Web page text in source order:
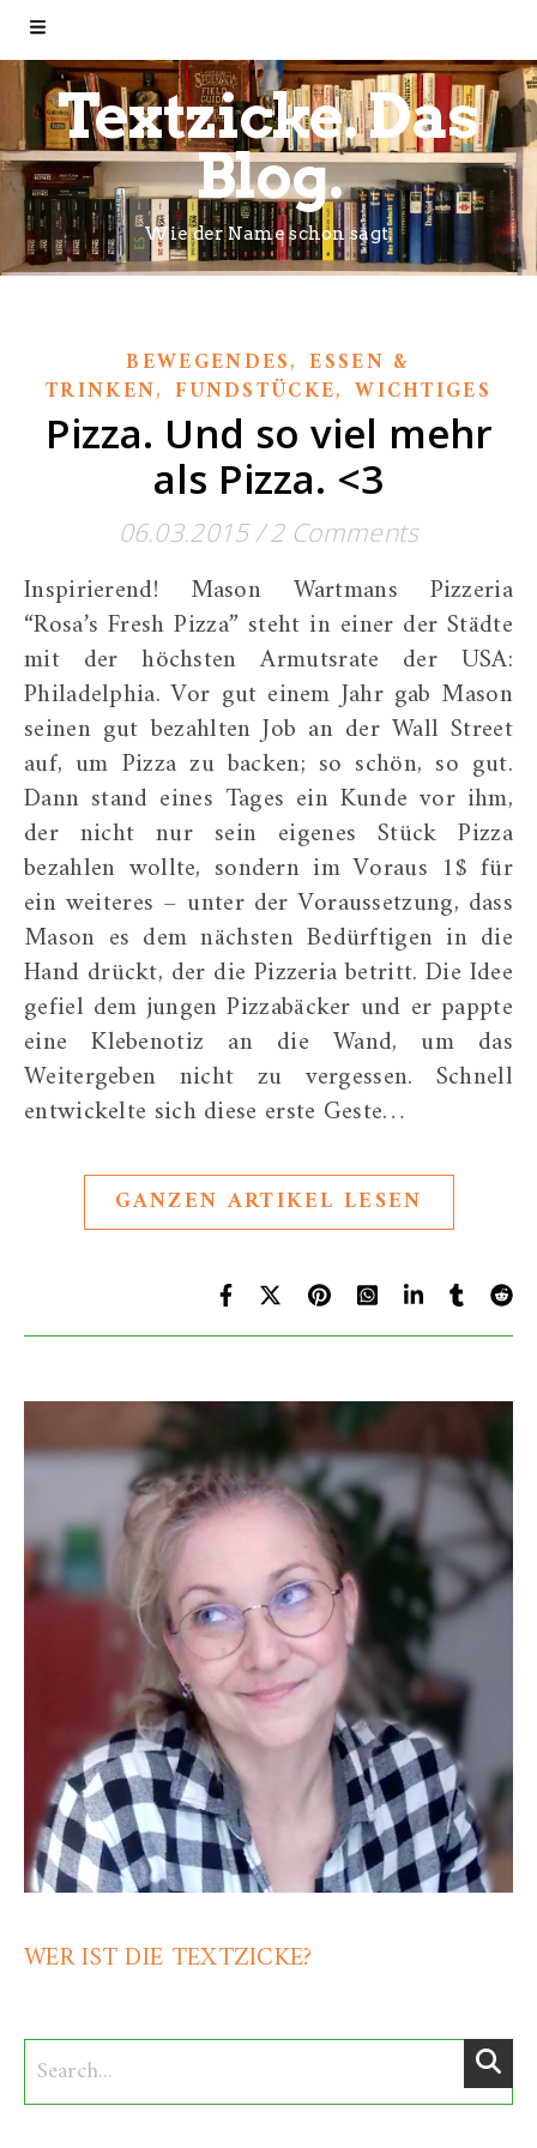
Textzicke. Das
Blog.
Wie der Name schon sagt.
BEWEGENDES,ESSEN &
TRINKEN,FUNDSTÜCKE,WICHTIGES
Pizza. Und so viel mehr
als Pizza. <3
06.03.2015/ 2 Comments
Inspirierend! Mason Wartmans Pizzeria
“Rosa’s Fresh Pizza” steht in einer der Städte
mit der höchsten Armutsrate der USA:
Philadelphia. Vor gut einem Jahr gab Mason
seinen gut bezahlten Job an der Wall Street
auf, um Pizza zu backen; so schön, so gut.
Dann stand eines Tages ein Kunde vor ihm,
der nicht nur sein eigenes Stück Pizza
bezahlen wollte, sondern im Voraus 1$ für
ein weiteres – unter der Voraussetzung, dass
Mason es dem nächsten Bedürftigen in die
Hand drückt, der die Pizzeria betritt. Die Idee
gefiel dem jungen Pizzabäcker und er pappte
eine Klebenotiz an die Wand, um das
Weitergeben nicht zu vergessen. Schnell
entwickelte sich diese erste Geste…
GANZEN ARTIKEL LESEN
WER IST DIE TEXTZICKE?